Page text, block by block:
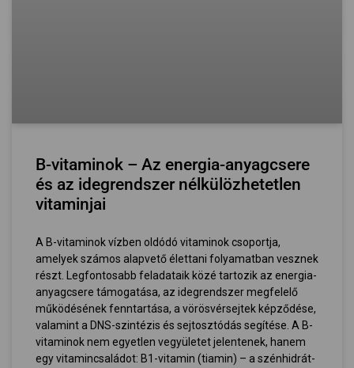
B-vitaminok – Az energia-anyagcsere
és az idegrendszer nélkülözhetetlen
vitaminjai
A B-vitaminok vízben oldódó vitaminok csoportja,
amelyek számos alapvető élettani folyamatban vesznek
részt. Legfontosabb feladataik közé tartozik az energia-
anyagcsere támogatása, az idegrendszer megfelelő
működésének fenntartása, a vörösvérsejtek képződése,
valamint a DNS-szintézis és sejtosztódás segítése. A B-
vitaminok nem egyetlen vegyületet jelentenek, hanem
egy vitamincsaládot: B1-vitamin (tiamin) – a szénhidrát-